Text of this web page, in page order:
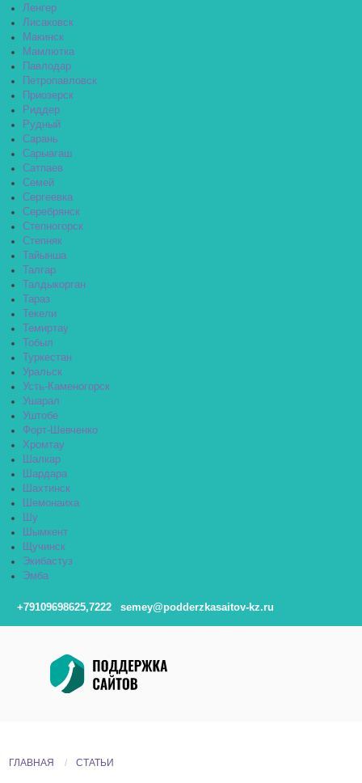
Ленгер
Лисаковск
Макинск
Мамлютка
Павлодар
Петропавловск
Приозерск
Риддер
Рудный
Сарань
Сарыагаш
Сатпаев
Семей
Сергеевка
Серебрянск
Степногорск
Степняк
Тайынша
Талгар
Талдыкорган
Тараз
Текели
Темиртау
Тобыл
Туркестан
Уральск
Усть-Каменогорск
Ушарал
Уштобе
Форт-Шевченко
Хромтау
Шалкар
Шардара
Шахтинск
Шемонаиха
Шу
Шымкент
Щучинск
Экибастуз
Эмба
+79109698625,7222 semey@podderzkasaitov-kz.ru
ГЛАВНАЯ СТАТЬИ